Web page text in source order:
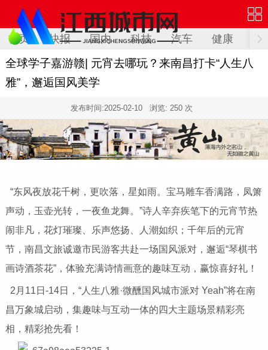
首页 快报 国内 科技 汽车 健康 文
全球学子嘉游赣| 元宵去哪玩？来南昌打卡“人生八
雅”，邂逅国风美学
发布时间:2025-02-10 浏览: 250 次
“东风夜放花千树，更吹落，星如雨。宝马雕车香满路，凤箫
声动，玉壶光转，一夜鱼龙舞。”诗人辛弃疾笔下的元宵节热
闹非凡，花灯璀璨、乐声悠扬、人潮如织；千年后的元宵
节，南昌文旅诚邀市民游客共赴一场国风派对，邂逅“琴棋书
画诗酒茶花”，体验充满诗情画意的趣味互动，赢惊喜好礼！
2月11日-14日，“人生八雅·微醺国风城市派对 Yeah”将在南
昌万象城启动，集趣味与互动一体的四大主题场景精彩亮
相，精彩抢先看！